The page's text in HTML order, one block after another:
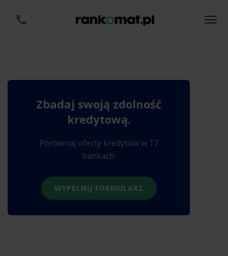
Zbadaj swoją zdolność
kredytową.
Porównaj oferty kredytów w 17
bankach.
WYPEŁNIJ FORMULARZ